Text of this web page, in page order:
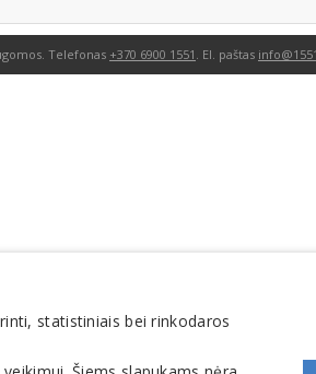
Telefonas +370 6900 1551 . El. paštas
statistiniais bei rinkodaros